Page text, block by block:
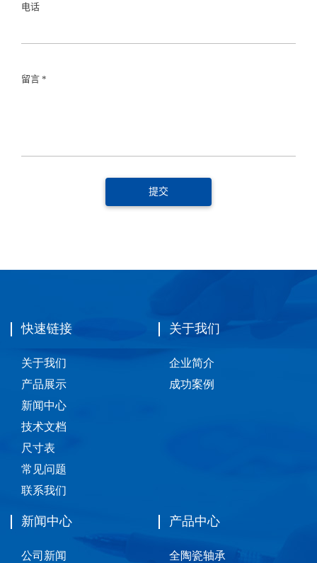
电话
留言 *
快速链接
关于我们
产品展示
新闻中心
技术文档
尺寸表
常见问题
联系我们
关于我们
企业简介
成功案例
新闻中心
公司新闻
产品中心
全陶瓷轴承